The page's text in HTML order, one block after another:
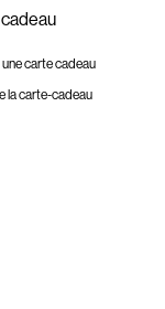
carte cadeau
la carte-cadeau